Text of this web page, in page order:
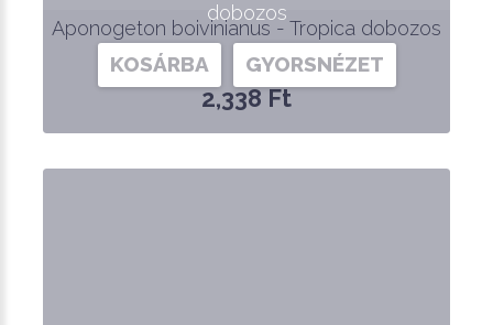
Aponogeton boivinianus - Tropica dobozos
2,338 Ft
dobozos
KOSÁRBA GYORSNÉZET